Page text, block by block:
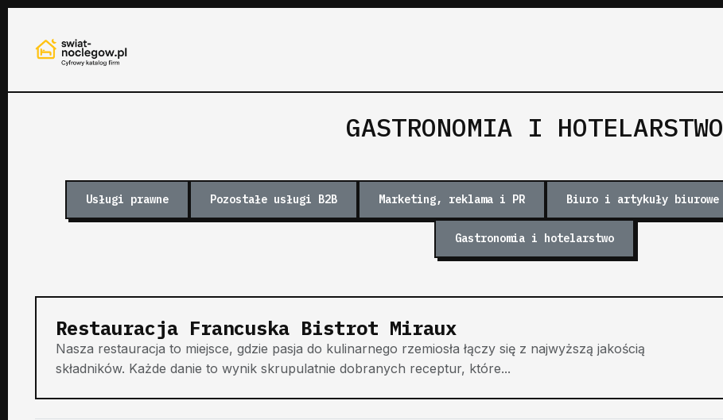
GASTRONOMIA I HOTELARSTWO
Usługi prawne Pozostałe usługi B2B Marketing, reklama i PR Biuro i artykuły biurowe
Gastronomia i hotelarstwo
Restauracja Francuska Bistrot Miraux
Nasza restauracja to miejsce, gdzie pasja do kulinarnego rzemiosła łączy się z najwyższą jakością
składników. Każde danie to wynik skrupulatnie dobranych receptur, które...